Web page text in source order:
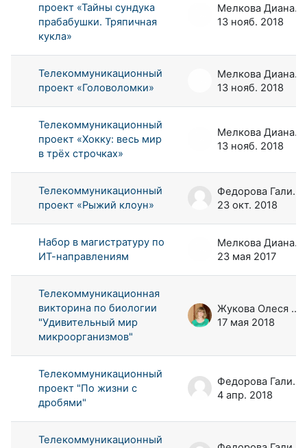
проект «Тайны сундука
прабабушки. Тряпичная
кукла»
Мелкова Диана Андреевна
13 нояб. 2018
Телекоммуникационный
проект «Головоломки»
Мелкова Диана Андреевна
13 нояб. 2018
Телекоммуникационный
проект «Хокку: весь мир
в трёх строчках»
Мелкова Диана Андреевна
13 нояб. 2018
Телекоммуникационный
проект «Рыжий клоун»
Федорова Галина Аркадьевна
23 окт. 2018
Набор в магистратуру по
ИТ-направлениям
Мелкова Диана Андреевна
23 мая 2017
Телекоммуникационная
викторина по биологии
"Удивительный мир
микроорганизмов"
Жукова Олеся Николаевна
17 мая 2018
Телекоммуникационный
проект "По жизни с
дробями"
Федорова Галина Аркадьевна
4 апр. 2018
Телекоммуникационный